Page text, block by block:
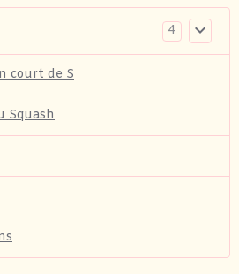
4
court de S
Squash